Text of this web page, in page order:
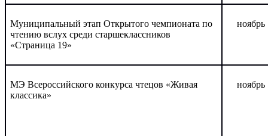
Муниципальный этап Открытого чемпионата по
чтению вслух среди старшеклассников
«Страница 19»
ноябрь
МЭ Всероссийского конкурса чтецов «Живая
классика»
ноябрь